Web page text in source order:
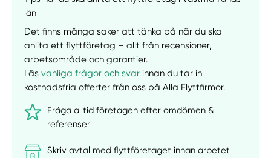
Manuellt Få hjälp
län
Det finns många saker att tänka på när du ska
anlita ett flyttföretag – allt från recensioner,
arbetsområde och garantier.
Läsvanliga frågor och svar innan du tar in
kostnadsfria offerter från oss på Alla Flyttfirmor.
Fråga alltid företagen efter omdömen &
referenser
Skriv avtal med flyttföretaget innan arbetet